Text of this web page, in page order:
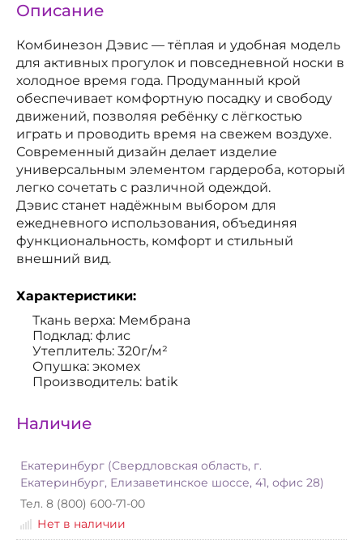
Описание
Комбинезон Дэвис — тёплая и удобная модель
для активных прогулок и повседневной носки в
холодное время года. Продуманный крой
обеспечивает комфортную посадку и свободу
движений, позволяя ребёнку с лёгкостью
играть и проводить время на свежем воздухе.
Современный дизайн делает изделие
универсальным элементом гардероба, который
легко сочетать с различной одеждой.
Дэвис станет надёжным выбором для
ежедневного использования, объединяя
функциональность, комфорт и стильный
внешний вид.
Характеристики:
Ткань верха: Мембрана
Подклад: флис
Утеплитель: 320г/м²
Опушка: экомех
Производитель: batik
Наличие
Екатеринбург (Свердловская область, г.
Екатеринбург, Елизаветинское шоссе, 41, офис 28)
Тел. 8 (800) 600-71-00
Нет в наличии